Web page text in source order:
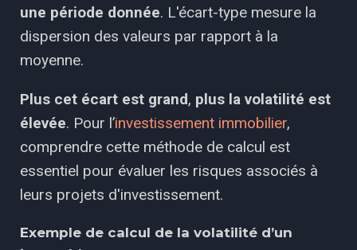
une période donnée. L'écart-type mesure la
dispersion des valeurs par rapport à la
moyenne.
Plus cet écart est grand, plus la volatilité est
élevée. Pour l’investissement immobilier,
comprendre cette méthode de calcul est
essentiel pour évaluer les risques associés à
leurs projets d'investissement.
Exemple de calcul de la volatilité d’un